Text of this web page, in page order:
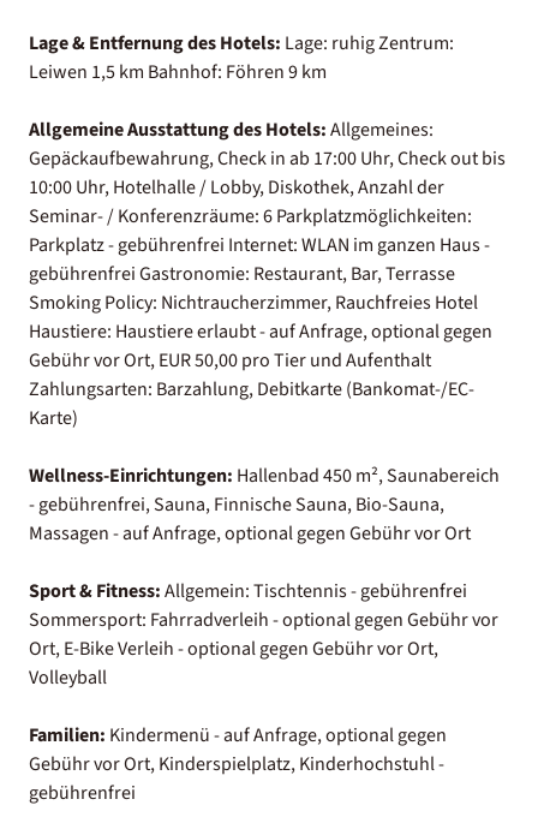
Lage & Entfernung des Hotels: Lage: ruhig Zentrum:
Leiwen 1,5 km Bahnhof: Föhren 9 km
Allgemeine Ausstattung des Hotels:Allgemeines:
Gepäckaufbewahrung, Check in ab 17:00 Uhr, Check out bis
10:00 Uhr, Hotelhalle / Lobby, Diskothek, Anzahl der
Seminar- / Konferenzräume: 6 Parkplatzmöglichkeiten:
Parkplatz - gebührenfrei Internet: WLAN im ganzen Haus -
gebührenfrei Gastronomie: Restaurant, Bar, Terrasse
Smoking Policy: Nichtraucherzimmer, Rauchfreies Hotel
Haustiere: Haustiere erlaubt - auf Anfrage, optional gegen
Gebühr vor Ort, EUR 50,00 pro Tier und Aufenthalt
Zahlungsarten: Barzahlung, Debitkarte (Bankomat-/EC-
Karte)
Wellness-Einrichtungen: Hallenbad 450 m², Saunabereich
- gebührenfrei, Sauna, Finnische Sauna, Bio-Sauna,
Massagen - auf Anfrage, optional gegen Gebühr vor Ort
Sport & Fitness:Allgemein: Tischtennis - gebührenfrei
Sommersport: Fahrradverleih - optional gegen Gebühr vor
Ort, E-Bike Verleih - optional gegen Gebühr vor Ort,
Volleyball
Familien: Kindermenü - auf Anfrage, optional gegen
Gebühr vor Ort, Kinderspielplatz, Kinderhochstuhl -
gebührenfrei